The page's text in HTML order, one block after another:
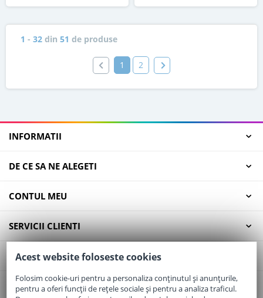
1 - 32 din 51 de produse
1 2
INFORMATII
DE CE SA NE ALEGETI
CONTUL MEU
SERVICII CLIENTI
CONTACT
Email:office@elaptepraf.ro
Acest website foloseste cookies
Folosim cookie-uri pentru a personaliza conținutul și anunțurile,
pentru a oferi funcții de rețele sociale și pentru a analiza traficul.